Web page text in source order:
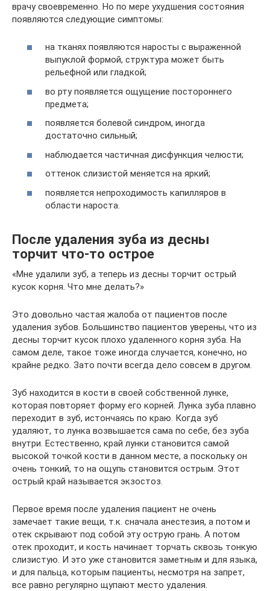
врачу своевременно. Но по мере ухудшения состояния
появляются следующие симптомы:
на тканях появляются наросты с выраженной
выпуклой формой, структура может быть
рельефной или гладкой;
во рту появляется ощущение постороннего
предмета;
появляется болевой синдром, иногда
достаточно сильный;
наблюдается частичная дисфункция челюсти;
оттенок слизистой меняется на яркий;
появляется непроходимость капилляров в
области нароста.
После удаления зуба из десны
торчит что-то острое
«Мне удалили зуб, а теперь из десны торчит острый
кусок корня. Что мне делать?»
Это довольно частая жалоба от пациентов после
удаления зубов. Большинство пациентов уверены, что из
десны торчит кусок плохо удаленного корня зуба. На
самом деле, такое тоже иногда случается, конечно, но
крайне редко. Зато почти всегда дело совсем в другом.
Зуб находится в кости в своей собственной лунке,
которая повторяет форму его корней. Лунка зуба плавно
переходит в зуб, истончаясь по краю. Когда зуб
удаляют, то лунка возвышается сама по себе, без зуба
внутри. Естественно, край лунки становится самой
высокой точкой кости в данном месте, а поскольку он
очень тонкий, то на ощупь становится острым. Этот
острый край называется экзостоз.
Первое время после удаления пациент не очень
замечает такие вещи, т.к. сначала анестезия, а потом и
отек скрывают под собой эту острую грань. А потом
отек проходит, и кость начинает торчать сквозь тонкую
слизистую. И это уже становится заметным и для языка,
и для пальца, которым пациенты, несмотря на запрет,
все равно регулярно щупают место удаления.